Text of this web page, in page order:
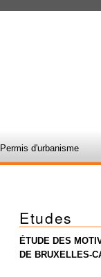
Permis d'urbanisme
Etudes
ÉTUDE DES
DE BRUXELLES-